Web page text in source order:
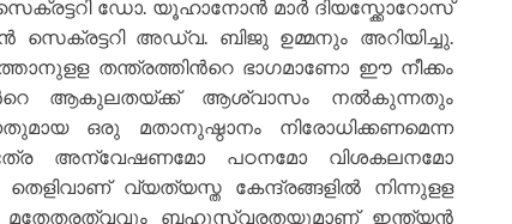
ഡോ. യൂഹാനോന്‍ മാര്‍ ദിയസ്ക്കോറോസ്
അഡ്വ. ബിജു ഉമ്മനും അറിയിച്ചു.
തന്ത്രത്തിന്‍റെ ഭാഗമാണോ ഈ നീക്കം
ആകുലതയ്ക്ക് ആശ്വാസം നല്‍കുന്നതും
ഒരു മതാനുഷ്ഠാനം നിരോധിക്കണമെന്ന
അന്വേഷണമോ പഠനമോ വിശകലനമോ
തെളിവാണ് വ്യത്യസ്ത കേന്ദ്രങ്ങളില്‍ നിന്നുളള
മതേതരത്വവും ബഹുസ്വരതയുമാണ് ഇന്ത്യന്‍